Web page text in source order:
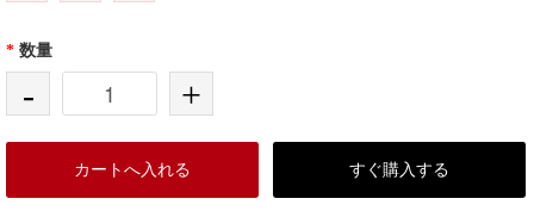
* 数量
- +
カートへ入れる すぐ購入する